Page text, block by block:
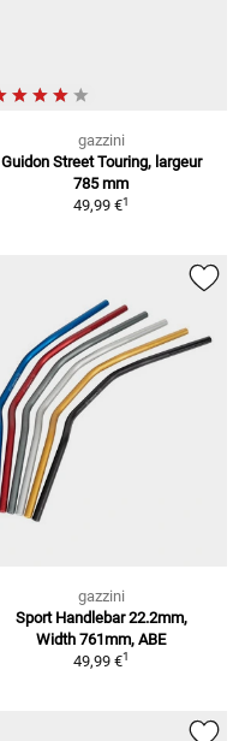
gazzini
Guidon Street Touring, largeur
785 mm
49,99 €1
gazzini
Sport Handlebar 22.2mm,
Width 761mm, ABE
49,99 €1